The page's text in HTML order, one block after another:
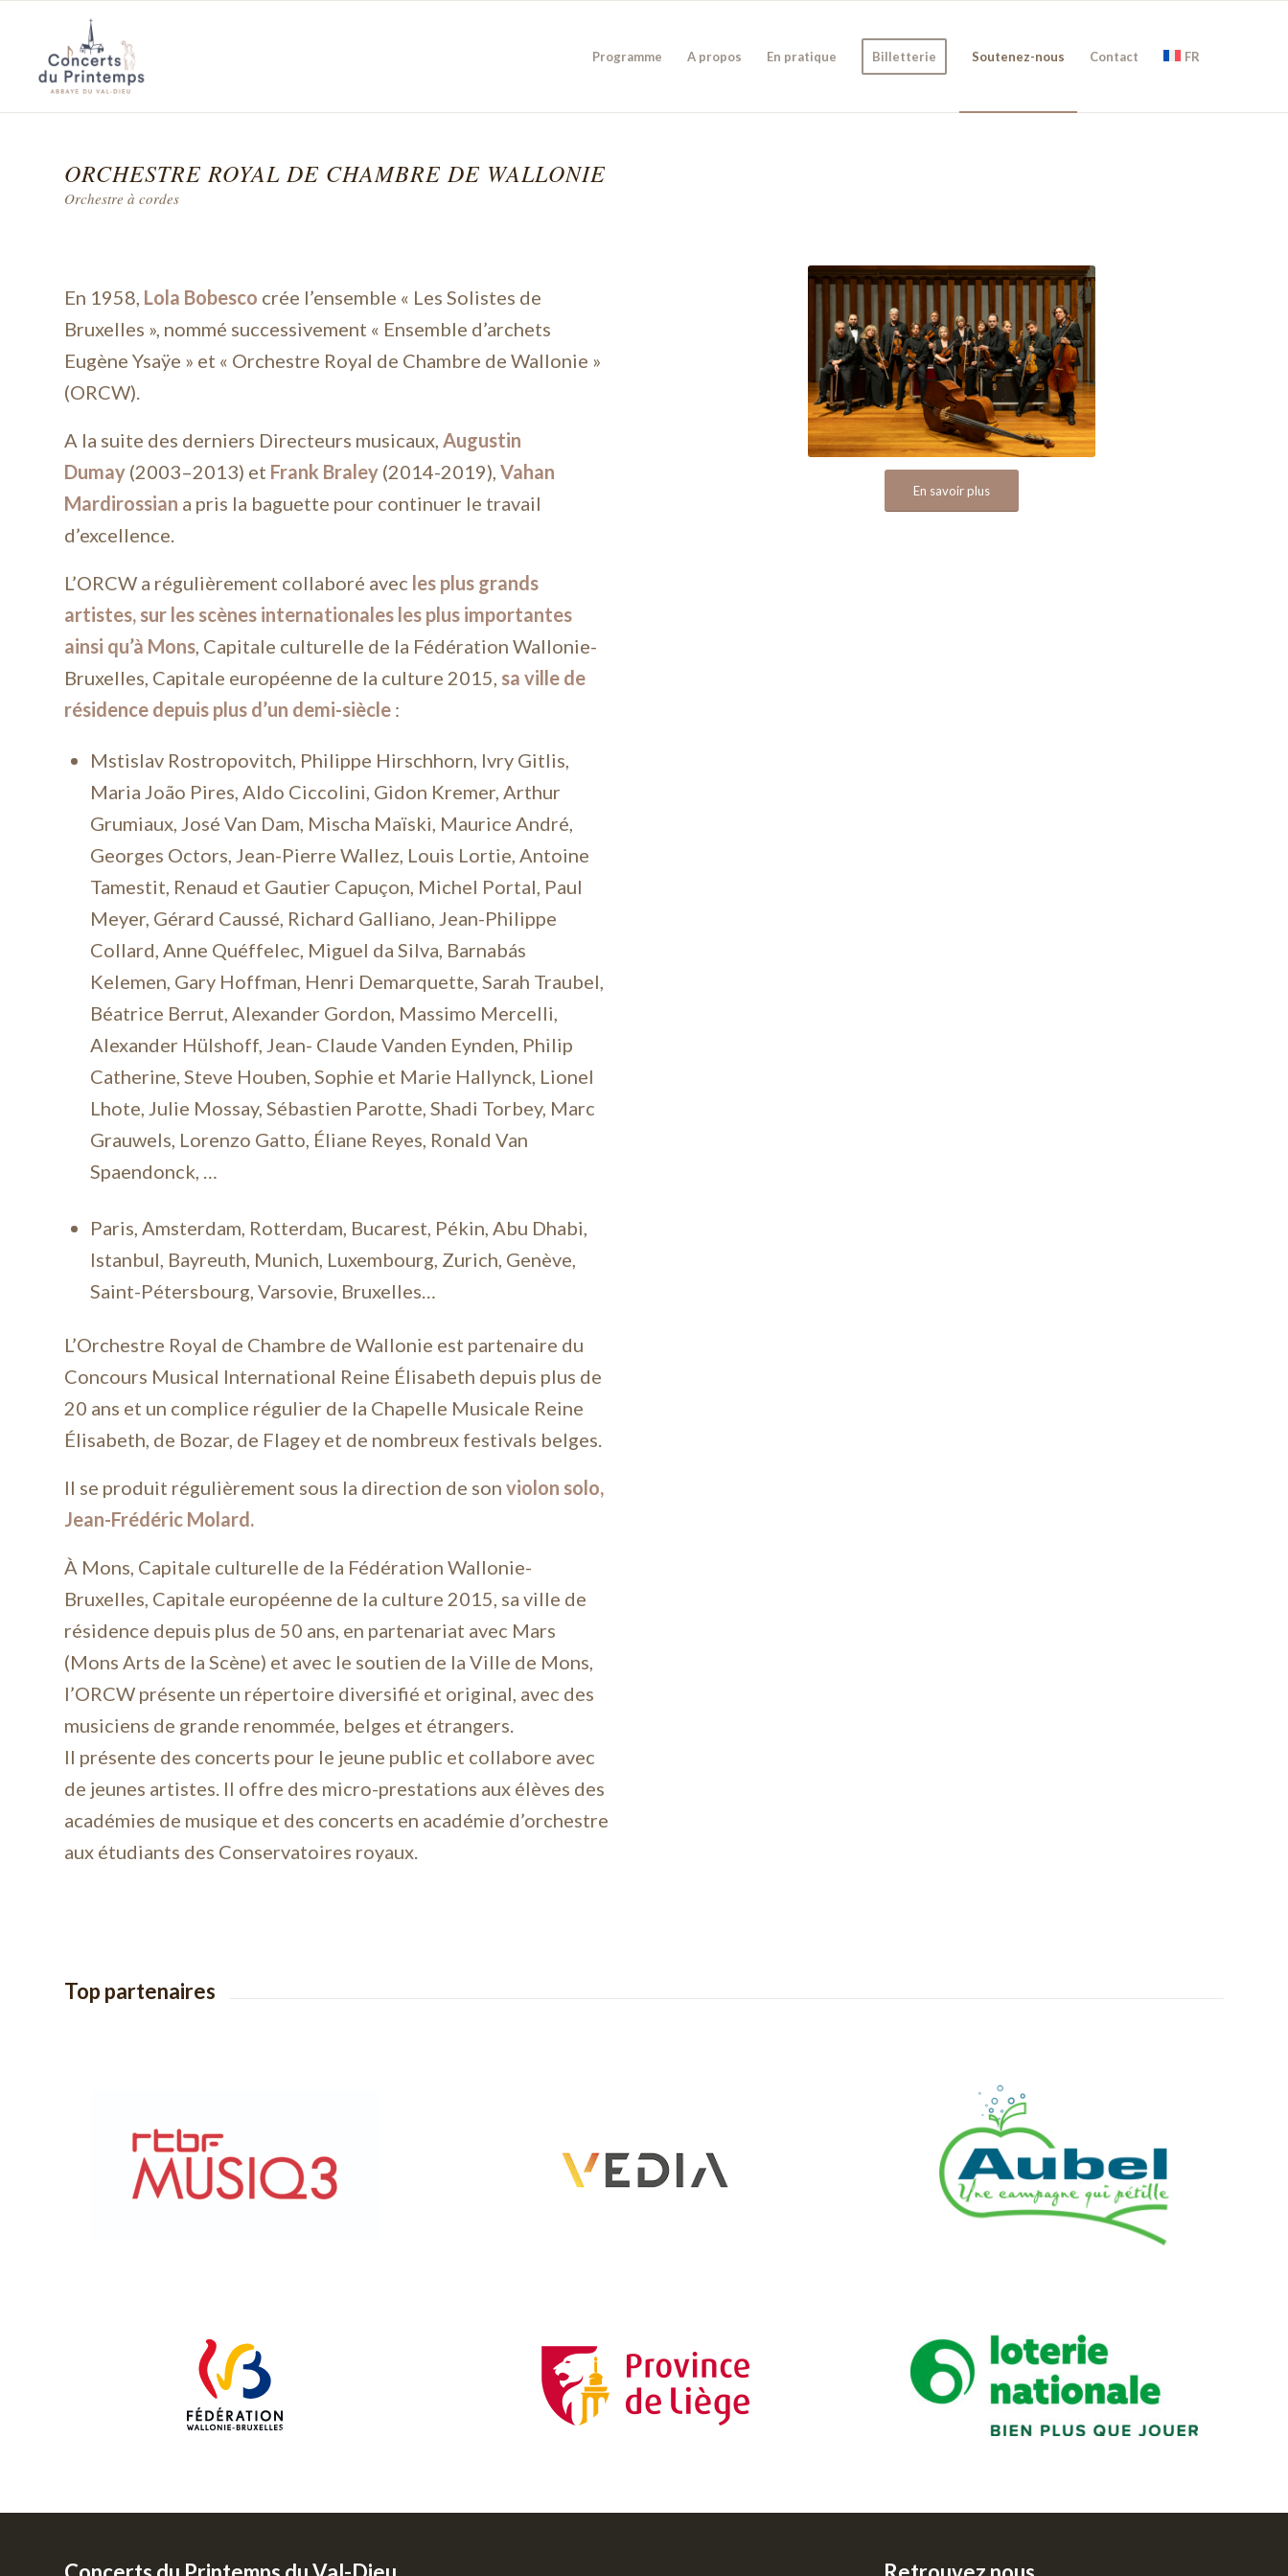
Programme A propos En pratique Billetterie Soutenez-nous Contact FR
ORCHESTRE ROYAL DE CHAMBRE DE WALLONIE
Orchestre à cordes
En 1958, Lola Bobesco crée l’ensemble « Les Solistes de
Bruxelles », nommé successivement « Ensemble d’archets
Eugène Ysaÿe » et « Orchestre Royal de Chambre de Wallonie »
(ORCW).
A la suite des derniers Directeurs musicaux, Augustin
Dumay (2003–2013) et Frank Braley (2014-2019), Vahan
Mardirossian a pris la baguette pour continuer le travail
d’excellence.
L’ORCW a régulièrement collaboré avec les plus grands
artistes, sur les scènes internationales les plus importantes
ainsi qu’à Mons , Capitale culturelle de la Fédération Wallonie-
Bruxelles, Capitale européenne de la culture 2015, sa ville de
résidence depuis plus d’un demi-siècle :
Mstislav Rostropovitch, Philippe Hirschhorn, Ivry Gitlis,
Maria João Pires, Aldo Ciccolini, Gidon Kremer, Arthur
Grumiaux, José Van Dam, Mischa Maïski, Maurice André,
Georges Octors, Jean-Pierre Wallez, Louis Lortie, Antoine
Tamestit, Renaud et Gautier Capuçon, Michel Portal, Paul
Meyer, Gérard Caussé, Richard Galliano, Jean-Philippe
Collard, Anne Quéffelec, Miguel da Silva, Barnabás
Kelemen, Gary Hoffman, Henri Demarquette, Sarah Traubel,
Béatrice Berrut, Alexander Gordon, Massimo Mercelli,
Alexander Hülshoff, Jean- Claude Vanden Eynden, Philip
Catherine, Steve Houben, Sophie et Marie Hallynck, Lionel
Lhote, Julie Mossay, Sébastien Parotte, Shadi Torbey, Marc
Grauwels, Lorenzo Gatto, Éliane Reyes, Ronald Van
Spaendonck, …
Paris, Amsterdam, Rotterdam, Bucarest, Pékin, Abu Dhabi,
Istanbul, Bayreuth, Munich, Luxembourg, Zurich, Genève,
Saint-Pétersbourg, Varsovie, Bruxelles…
L’Orchestre Royal de Chambre de Wallonie est partenaire du
Concours Musical International Reine Élisabeth depuis plus de
20 ans et un complice régulier de la Chapelle Musicale Reine
Élisabeth, de Bozar, de Flagey et de nombreux festivals belges.
Il se produit régulièrement sous la direction de son violon solo,
Jean-Frédéric Molard.
À Mons, Capitale culturelle de la Fédération Wallonie-
Bruxelles, Capitale européenne de la culture 2015, sa ville de
résidence depuis plus de 50 ans, en partenariat avec Mars
(Mons Arts de la Scène) et avec le soutien de la Ville de Mons,
l’ORCW présente un répertoire diversifié et original, avec des
musiciens de grande renommée, belges et étrangers.
Il présente des concerts pour le jeune public et collabore avec
de jeunes artistes. Il offre des micro-prestations aux élèves des
académies de musique et des concerts en académie d’orchestre
aux étudiants des Conservatoires royaux.
En savoir plus
Top partenaires